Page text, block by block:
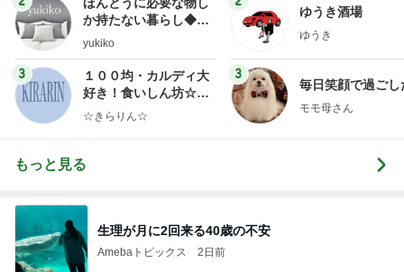
か持たない暮らし◆Ke
ep Life Simple◆〜イ
yukiko
3
１００均・カルディ大
好き！食いしん坊☆き
らりん☆のブログ
☆きらりん☆
ゆうき酒場
ゆうき
3
毎日笑顔で過ごし
モモ母さん
もっと見る
生理が月に2回来る40歳の不安
Amebaトピックス 2日前